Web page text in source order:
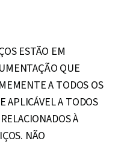
ESTÃO EM
QUE
A TODOS OS
APLICÁVEL A TODOS
À
NÃO